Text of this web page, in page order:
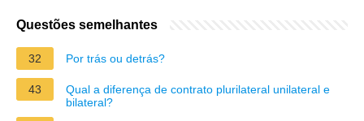
Questões semelhantes
32 Por trás ou detrás?
43
Qual a diferença de contrato plurilateral unilateral e
bilateral?